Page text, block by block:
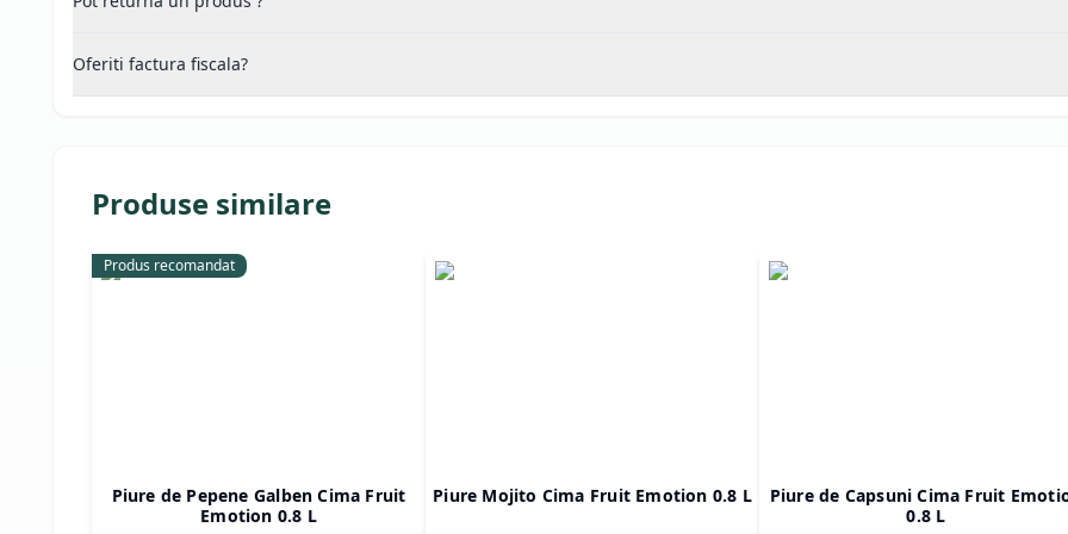
Oferiti factura fiscala?
Produse similare
Produs recomandat
Piure de Pepene Galben Cima Fruit
Emotion 0.8 L
Piure Mojito Cima Fruit Emotion 0.8 L
Piure de Capsuni Cima Fruit
0.8 L